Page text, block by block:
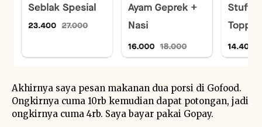
Akhirnya saya pesan makanan dua porsi di Gofood.
Ongkirnya cuma 10rb kemudian dapat potongan, jadi
ongkirnya cuma 4rb. Saya bayar pakai Gopay.